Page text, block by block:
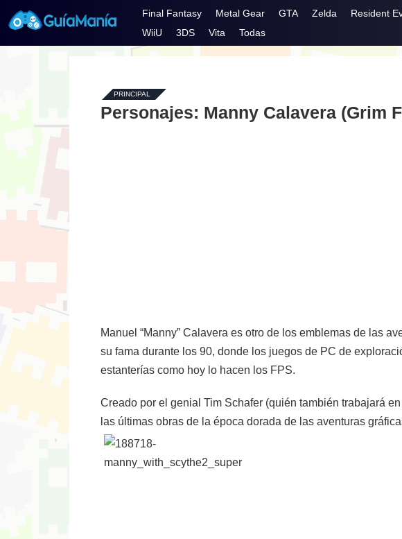
Final Fantasy Metal Gear GTA Zelda Resident
WiiU
3DS Vita Todas
PRINCIPAL -
Personajes: Manny Calavera (Grim
Manuel “Manny” Calavera es otro de los emblemas de las
su fama durante los 90, donde los juegos de PC de
estanterías como hoy lo hacen los FPS.
Creado por el genial Tim Schafer (quién también trabajará
las últimas obras de la época dorada de las aventuras